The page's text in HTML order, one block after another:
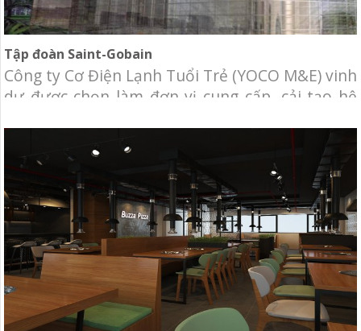
Tập đoàn Saint-Gobain
Công ty Cơ Điện Lạnh Tuổi Trẻ (YOCO M&E) vinh
dự được chọn làm đơn vị cung cấp, cải tạo hệ
Vĩnh Tường, Gyproc…thuộc tập đoàn Saint-
Gobain. Chủ đầu tư: Tập đoàn Saint-Gobain Địa
điểm: Khu Công Nghiệp Hiệp Phước. Hạng mục:
Thiết kế và lắp